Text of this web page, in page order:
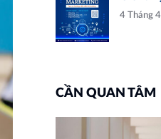
4 Tháng
CẦN QUAN TÂM